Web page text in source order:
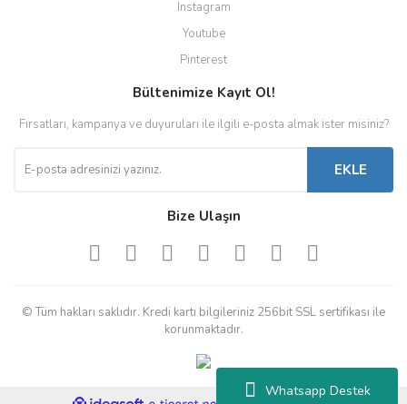
Whatsapp Destek
Instagram
Youtube
Pinterest
Bültenimize Kayıt Ol!
Fırsatları, kampanya ve duyuruları ile ilgili e-posta almak ister misiniz?
EKLE
Bize Ulaşın
© Tüm hakları saklıdır. Kredi kartı bilgileriniz 256bit SSL sertifikası ile
korunmaktadır.